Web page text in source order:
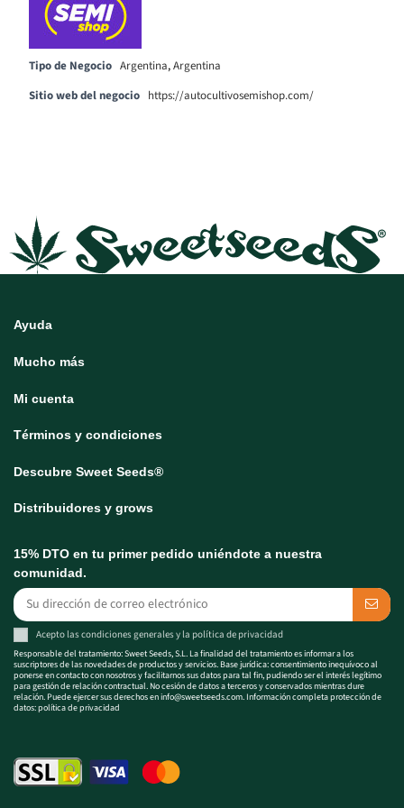
Tipo de Negocio Argentina,Argentina
Sitio web del negocio https://autocultivosemishop.com/
Ayuda
Mucho más
Mi cuenta
Términos y condiciones
Descubre Sweet Seeds®
Distribuidores y grows
15% DTO en tu primer pedido uniéndote a nuestra
comunidad.
Acepto lascondiciones generalesy la política de privacidad
Responsable del tratamiento: Sweet Seeds, S.L. La finalidad del tratamiento es informar a los
suscriptores de las novedades de productos y servicios. Base jurídica: consentimiento inequívoco al
ponerse en contacto con nosotros y facilitarnos sus datos para tal fin, pudiendo ser el interés legítimo
para gestión de relación contractual. No cesión de datos a terceros y conservados mientras dure
relación. Puede ejercer sus derechos eninfo@sweetseeds.com. Información completa protección de
datos:política de privacidad